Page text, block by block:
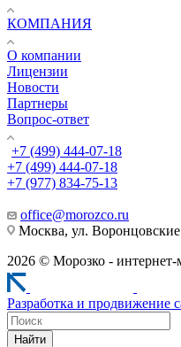
КОМПАНИЯ
О компании
Лицензии
Новости
Партнеры
Вопрос-ответ
+7 (499) 444-07-18
+7 (499) 444-07-18
+7 (977) 834-75-13
office@morozco.ru
Москва, ул.
2026 © Морозко - интернет-
Разработка и продвижение
Найти